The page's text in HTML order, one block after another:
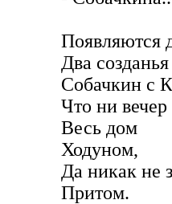
Появляются
Два
Собачкин с
Что ни вечер
Весь дом
Ходуном,
Да никак не
Притом.